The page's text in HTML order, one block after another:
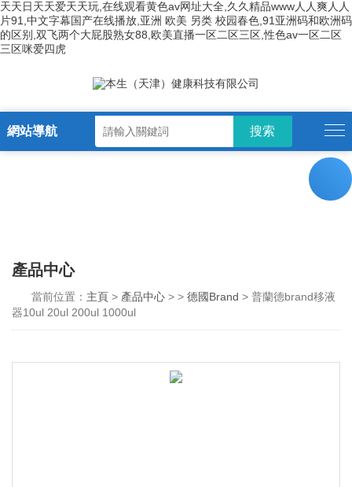
天天日天天爱天天玩,在线观看黄色av网址大全,久久精品www人人爽人人
片91,中文字幕国产在线播放,亚洲 欧美 另类 校园春色,91亚洲码和欧洲码
的区别,双飞两个大屁股熟女88,欧美直播一区二区三区,性色av一区二区
三区咪爱四虎
網站導航
產品中心
當前位置： 主頁> 產品中心 > >德國Brand > 普蘭德brand移液
器10ul 20ul 200ul 1000ul